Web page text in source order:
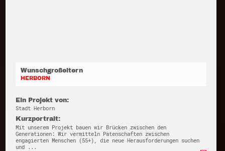
Wunschgroßeltern
HERBORN
Ein Projekt von:
Stadt Herborn
Kurzportrait:
Mit unserem Projekt bauen wir Brücken zwischen den
Generationen: Wir vermitteln Patenschaften zwischen
engagierten Menschen (55+), die neue Herausforderungen suchen
und ...